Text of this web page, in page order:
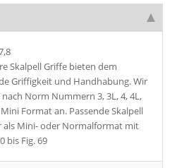
Skalpell Griffe bieten dem
Griffigkeit und Handhabung. Wir
nach Norm Nummern 3, 3L, 4, 4L,
Mini Formatan. PassendeSkalpell
als Mini- oder Normalformat mit
bis Fig. 69